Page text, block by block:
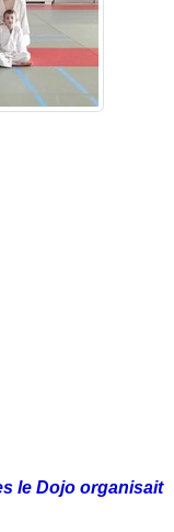
le Dojo organisait